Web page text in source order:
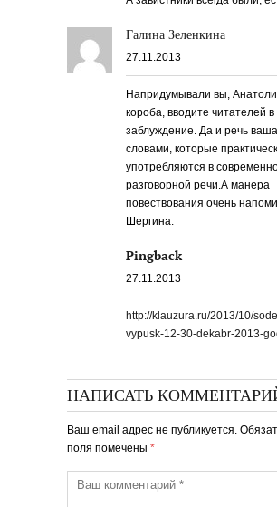
Галина Зеленкина
27.11.2013
Напридумывали вы,
короба, вводите читателей в
заблуждение. Да и речь
словами, которые
употребляются в
разговорной речи.А манера
повествования очень
Шергина.
Pingback
27.11.2013
http://klauzura.ru/2013/10/
vypusk-12-30-dekabr-2013-
НАПИСАТЬ
Ваш email адрес не публикуется.
поля помечены *